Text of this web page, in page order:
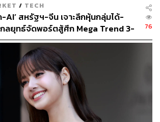
ABOUT THE AUTHOR
/ TECH
AI’ สหรัฐฯ-จีน เจาะลึกหุ้นกลุ่มได้-
กลยุทธ์จัดพอร์ตสู้ศึก Mega Trend 3-
76